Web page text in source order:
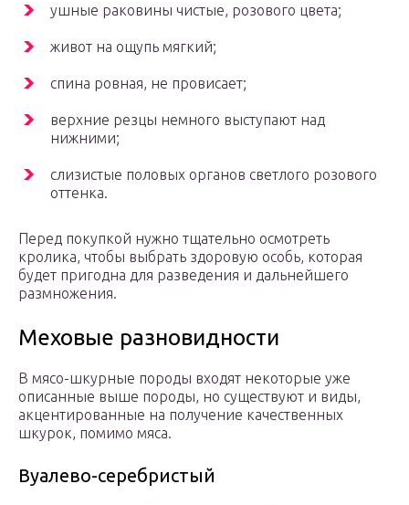
ушные раковины чистые, розового цвета;
живот на ощупь мягкий;
спина ровная, не провисает;
верхние резцы немного выступают над
нижними;
слизистые половых органов светлого розового
оттенка.
Перед покупкой нужно тщательно осмотреть
кролика, чтобы выбрать здоровую особь, которая
будет пригодна для разведения и дальнейшего
размножения.
Меховые разновидности
В мясо-шкурные породы входят некоторые уже
описанные выше породы, но существуют и виды,
акцентированные на получение качественных
шкурок, помимо мяса.
Вуалево-серебристый